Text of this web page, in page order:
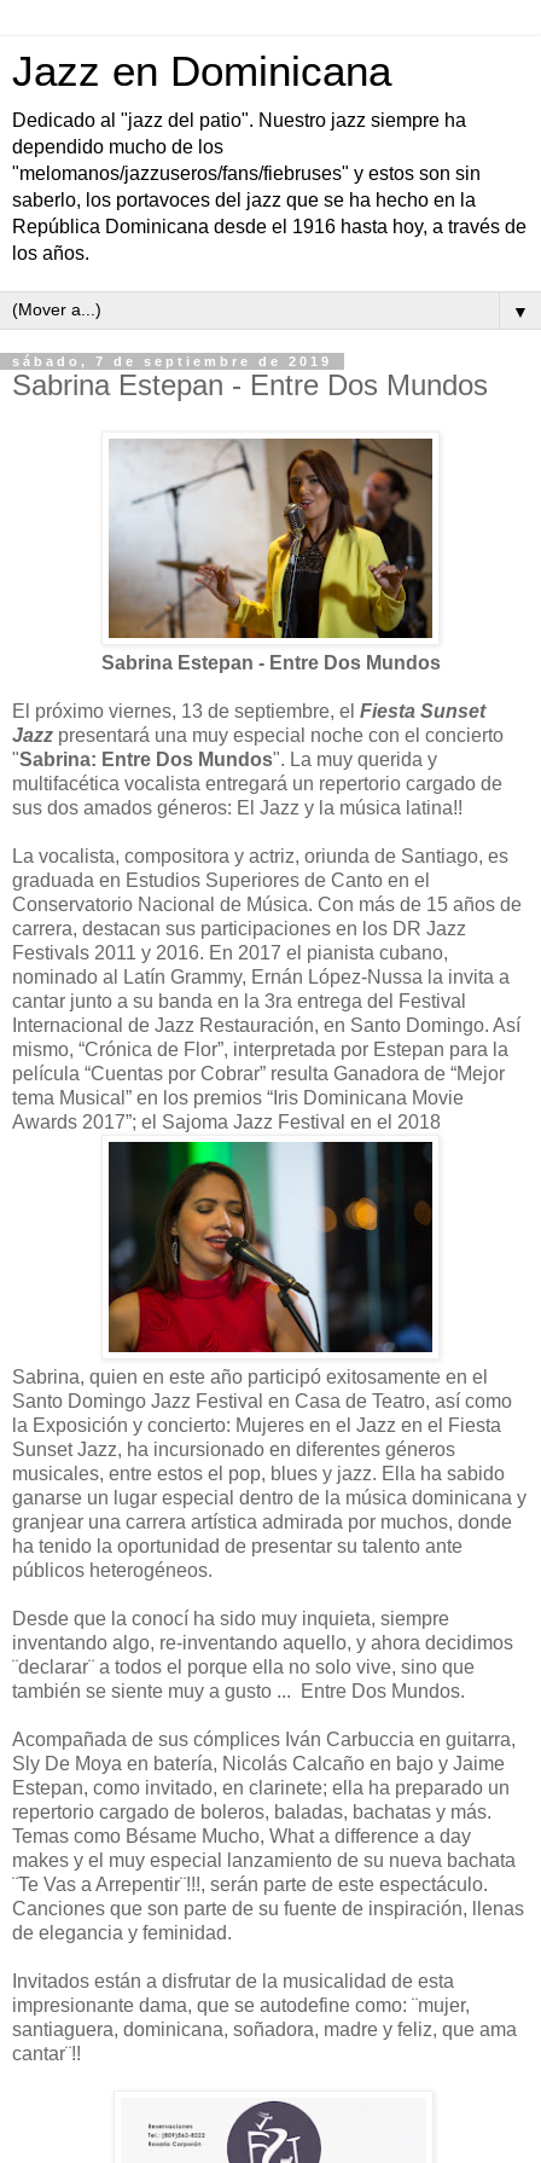
Jazz en Dominicana
Dedicado al "jazz del patio". Nuestro jazz siempre ha
dependido mucho de los
"melomanos/jazzuseros/fans/fiebruses" y estos son sin
saberlo, los portavoces del jazz que se ha hecho en la
República Dominicana desde el 1916 hasta hoy, a través de
los años.
▼
sábado, 7 de septiembre de 2019
Sabrina Estepan - Entre Dos Mundos
Sabrina Estepan - Entre Dos Mundos
El próximo viernes, 13 de septiembre, el Fiesta Sunset
Jazz presentará una muy especial noche con el concierto
"Sabrina: Entre Dos Mundos". La muy querida y
multifacética vocalista entregará un repertorio cargado de
sus dos amados géneros: El Jazz y la música latina!!
La vocalista, compositora y actriz, oriunda de Santiago, es
graduada en Estudios Superiores de Canto en el
Conservatorio Nacional de Música. Con más de 15 años de
carrera, destacan sus participaciones en los DR Jazz
Festivals 2011 y 2016. En 2017 el pianista cubano,
nominado al Latín Grammy, Ernán López-Nussa la invita a
cantar junto a su banda en la 3ra entrega del Festival
Internacional de Jazz Restauración, en Santo Domingo. Así
mismo, “Crónica de Flor”, interpretada por Estepan para la
película “Cuentas por Cobrar” resulta Ganadora de “Mejor
tema Musical” en los premios “Iris Dominicana Movie
Awards 2017”; el Sajoma Jazz Festival en el 2018
Sabrina, quien en este año participó exitosamente en el
Santo Domingo Jazz Festival en Casa de Teatro, así como
la Exposición y concierto: Mujeres en el Jazz en el Fiesta
Sunset Jazz, ha incursionado en diferentes géneros
musicales, entre estos el pop, blues y jazz. Ella ha sabido
ganarse un lugar especial dentro de la música dominicana y
granjear una carrera artística admirada por muchos, donde
ha tenido la oportunidad de presentar su talento ante
públicos heterogéneos.
Desde que la conocí ha sido muy inquieta, siempre
inventando algo, re-inventando aquello, y ahora decidimos
¨declarar¨ a todos el porque ella no solo vive, sino que
también se siente muy a gusto ... Entre Dos Mundos.
Acompañada de sus cómplices Iván Carbuccia en guitarra,
Sly De Moya en batería, Nicolás Calcaño en bajo y Jaime
Estepan, como invitado, en clarinete; ella ha preparado un
repertorio cargado de boleros, baladas, bachatas y más.
Temas como Bésame Mucho, What a difference a day
makes y el muy especial lanzamiento de su nueva bachata
¨Te Vas a Arrepentir¨!!!, serán parte de este espectáculo.
Canciones que son parte de su fuente de inspiración, llenas
de elegancia y feminidad.
Invitados están a disfrutar de la musicalidad de esta
impresionante dama, que se autodefine como: ¨mujer,
santiaguera, dominicana, soñadora, madre y feliz, que ama
cantar¨!!